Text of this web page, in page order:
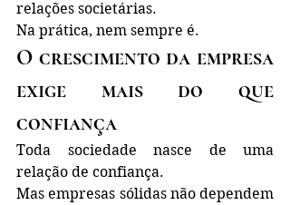
relações societárias.
Na prática, nem sempre é.
O crescimento da empresa
exige mais do que
confiança
Toda sociedade nasce de uma
relação de confiança.
Mas empresas sólidas não dependem